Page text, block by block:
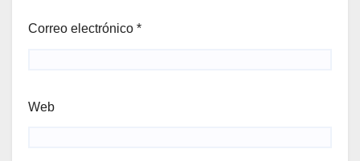
Correo electrónico *
Web